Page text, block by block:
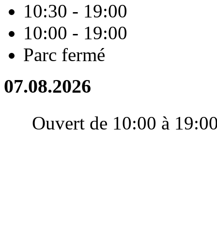
10:30 - 19:00
10:00 - 19:00
Parc fermé
07.08.2026
Ouvert de 10:00 à